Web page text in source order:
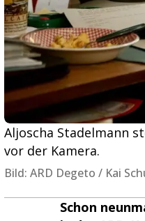
Aljoscha Stadelmann
vor der Kamera.
Bild: ARD Degeto / Kai
Schon